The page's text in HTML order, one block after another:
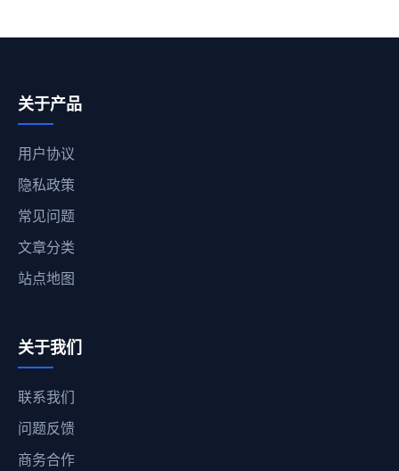
关于产品
用户协议
隐私政策
常见问题
文章分类
站点地图
关于我们
联系我们
问题反馈
商务合作